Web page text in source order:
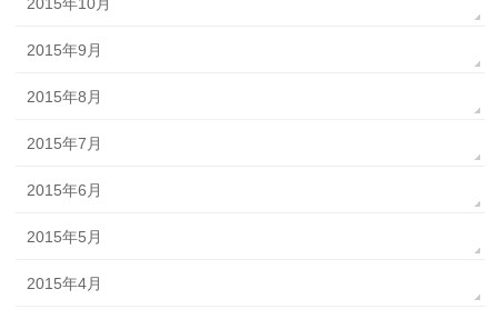
2015年9月
2015年8月
2015年7月
2015年6月
2015年5月
2015年4月